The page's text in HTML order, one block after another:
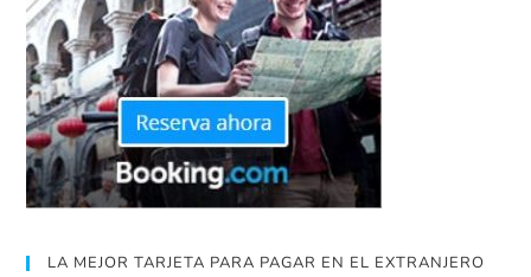
LA MEJOR TARJETA PARA PAGAR EN EL EXTRANJERO